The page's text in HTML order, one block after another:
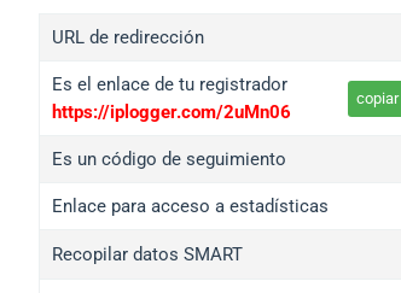
URL de redirección
Es el enlace de tu registrador
https://iplogger.com/2uMn06
copiar
Es un código de seguimiento
Enlace para acceso a estadísticas
Recopilar datos SMART